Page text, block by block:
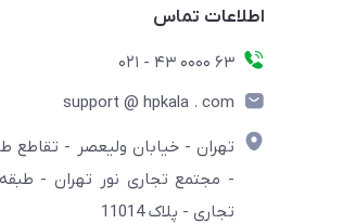
اطلاعات تماس
63 0000 43 - 021
support @ hpkala . com
تهران - خیابان ولیعصر - تقاطع
- مجتمع تجاری نور تهران -
تجاری - پلاک 11014